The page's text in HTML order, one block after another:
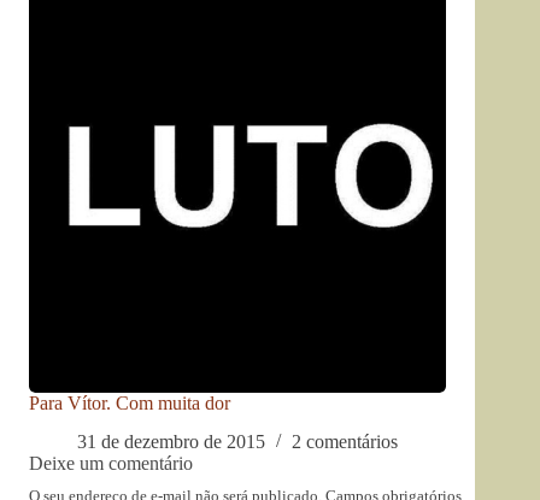
Para Vítor. Com muita dor
31 de dezembro de 2015
2 comentários
Deixe um comentário
O seu endereço de e-mail não será publicado. Campos obrigatórios